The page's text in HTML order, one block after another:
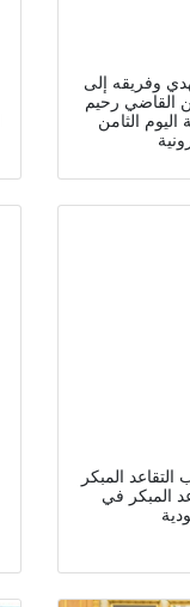
وفريقه إلى
القاضي رحيم
الثامن
المبكر
المبكر في